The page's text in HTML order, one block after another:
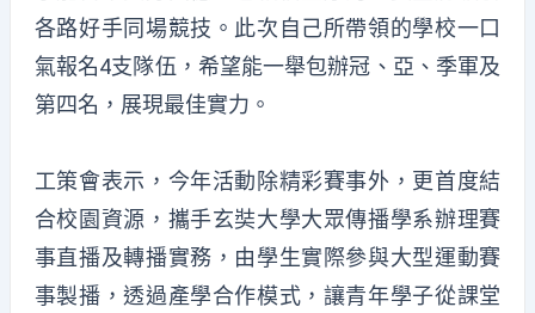
各路好手同場競技。此次自己所帶領的學校一口
氣報名4支隊伍，希望能一舉包辦冠、亞、季軍及
第四名，展現最佳實力。
工策會表示，今年活動除精彩賽事外，更首度結
合校園資源，攜手玄奘大學大眾傳播學系辦理賽
事直播及轉播實務，由學生實際參與大型運動賽
事製播，透過產學合作模式，讓青年學子從課堂